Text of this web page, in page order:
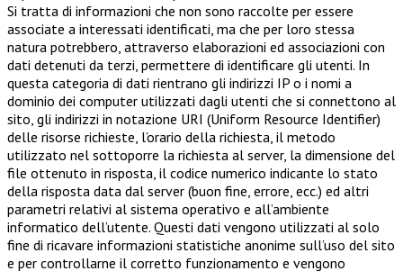
Si tratta di informazioni che non sono raccolte per essere
associate a interessati identificati, ma che per loro stessa
natura potrebbero, attraverso elaborazioni ed associazioni con
dati detenuti da terzi, permettere di identificare gli utenti. In
questa categoria di dati rientrano gli indirizzi IP o i nomi a
dominio dei computer utilizzati dagli utenti che si connettono al
sito, gli indirizzi in notazione URI (Uniform Resource Identifier)
delle risorse richieste, l’orario della richiesta, il metodo
utilizzato nel sottoporre la richiesta al server, la dimensione del
file ottenuto in risposta, il codice numerico indicante lo stato
della risposta data dal server (buon fine, errore, ecc.) ed altri
parametri relativi al sistema operativo e all’ambiente
informatico dell’utente. Questi dati vengono utilizzati al solo
fine di ricavare informazioni statistiche anonime sull’uso del sito
e per controllarne il corretto funzionamento e vengono